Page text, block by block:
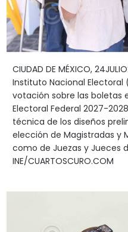
CIUDAD DE MÉXICO,
Instituto Nacional Electoral
votación sobre las boletas
Electoral Federal 2027-
técnica de los diseños
elección de Magistradas y
como de Juezas y Jueces
INE/CUARTOSCURO.COM